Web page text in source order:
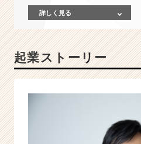
に、
で
詳しく見る
起業ストーリー